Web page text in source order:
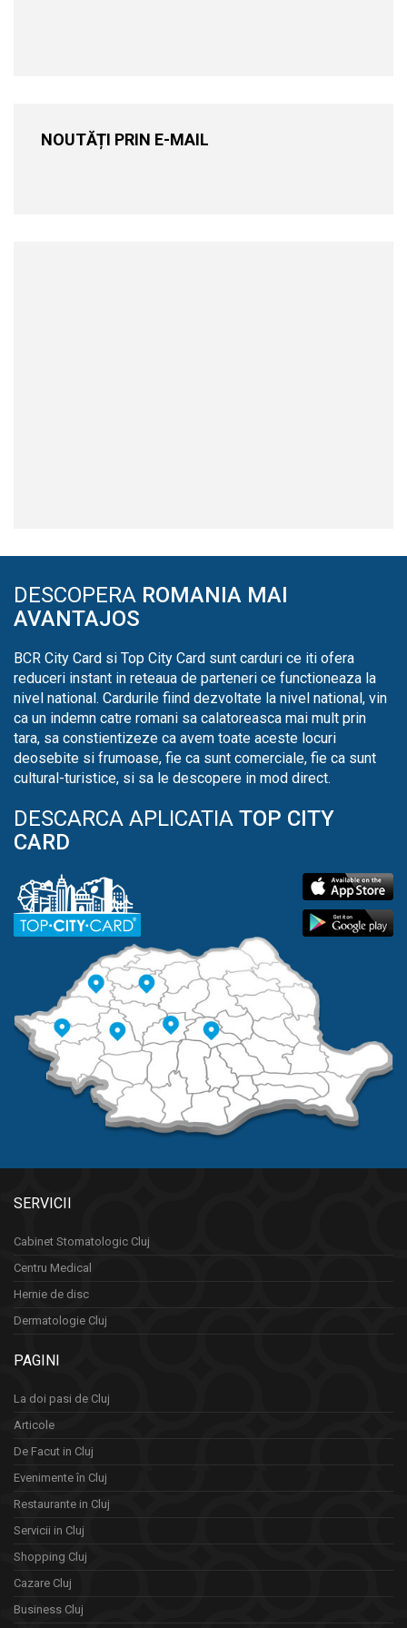
NOUTĂȚI PRIN E-MAIL
DESCOPERA ROMANIA MAI
AVANTAJOS
BCR City Card si Top City Card sunt carduri ce iti ofera
reduceri instant in reteaua de parteneri ce functioneaza la
nivel national. Cardurile fiind dezvoltate la nivel national, vin
ca un indemn catre romani sa calatoreasca mai mult prin
tara, sa constientizeze ca avem toate aceste locuri
deosebite si frumoase, fie ca sunt comerciale, fie ca sunt
cultural-turistice, si sa le descopere in mod direct.
DESCARCA APLICATIA TOP CITY
CARD
SERVICII
Cabinet Stomatologic Cluj
Centru Medical
Hernie de disc
Dermatologie Cluj
PAGINI
La doi pasi de Cluj
Articole
De Facut in Cluj
Evenimente în Cluj
Restaurante in Cluj
Servicii in Cluj
Shopping Cluj
Cazare Cluj
Business Cluj